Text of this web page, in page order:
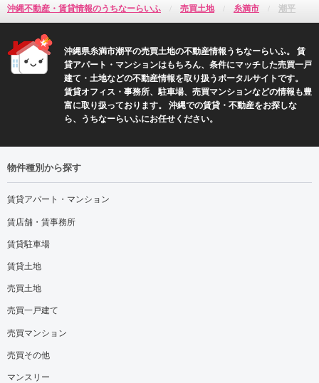
沖縄不動産・賃貸情報のうちなーらいふ 売買土地 糸満市 潮平
沖縄県糸満市潮平の売買土地の不動産情報うちなーらいふ。 賃
貸アパート・マンションはもちろん、条件にマッチした売買一戸
建て・土地などの不動産情報を取り扱うポータルサイトです。
賃貸オフィス・事務所、駐車場、売買マンションなどの情報も豊
富に取り扱っております。 沖縄での賃貸・不動産をお探しな
ら、うちなーらいふにお任せください。
物件種別から探す
賃貸アパート・マンション
賃店舗・賃事務所
賃貸駐車場
賃貸土地
売買土地
売買一戸建て
売買マンション
売買その他
マンスリー